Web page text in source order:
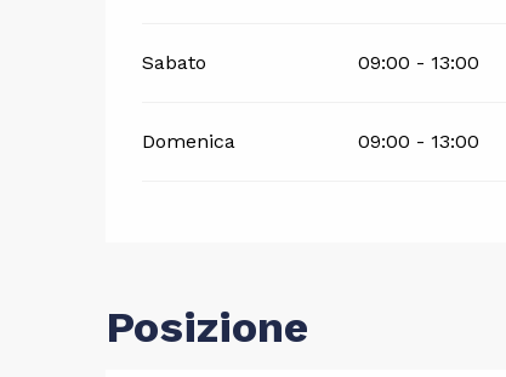
Sabato 09:00 - 13:00
Domenica 09:00 - 13:00
Posizione